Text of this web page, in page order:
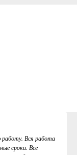
Вся работа
сроки. Все